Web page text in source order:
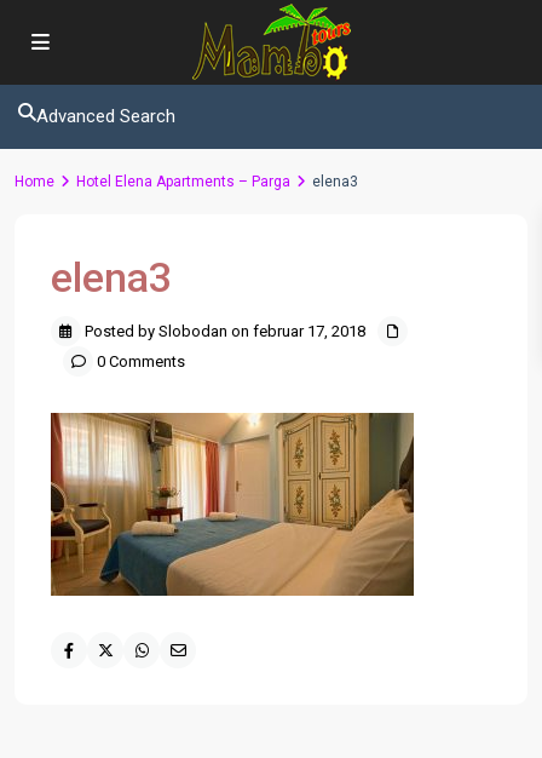
Advanced Search
Home Hotel Elena Apartments – Parga elena3
elena3
Posted by Slobodan on februar 17, 2018
0 Comments